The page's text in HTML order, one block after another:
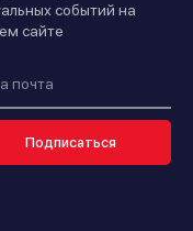
событий на
сайте
Подписаться